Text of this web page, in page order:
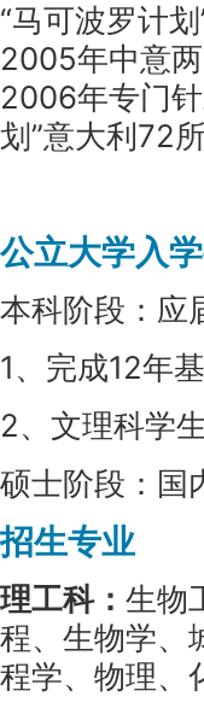
“马可波罗计
2005年中意
2006年专门
划”意大利72
公立大学入
本科阶段：应
1、完成12年
2、文理科学
硕士阶段：国
招生专业
理工科： 生物
程、生物学、
程学、物理、